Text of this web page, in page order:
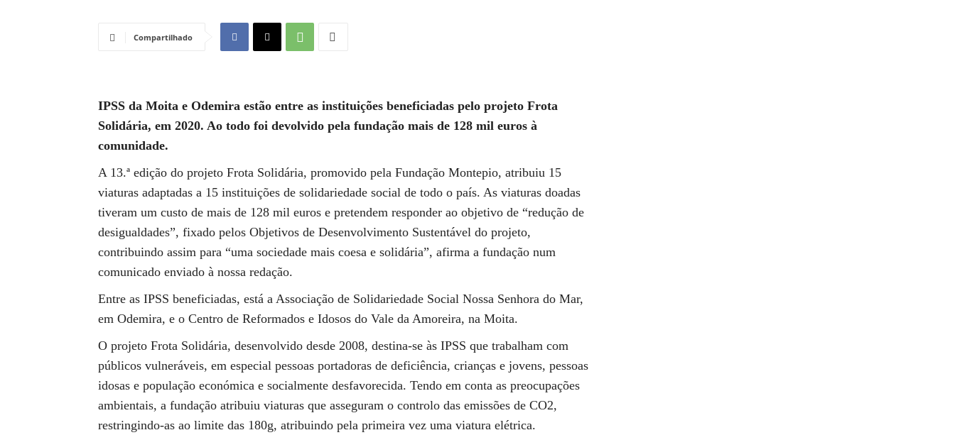
Compartilhado
IPSS da Moita e Odemira estão entre as instituições beneficiadas pelo projeto Frota
Solidária, em 2020. Ao todo foi devolvido pela fundação mais de 128 mil euros à
comunidade.
A 13.ª edição do projeto Frota Solidária, promovido pela Fundação Montepio, atribuiu 15
viaturas adaptadas a 15 instituições de solidariedade social de todo o país. As viaturas doadas
tiveram um custo de mais de 128 mil euros e pretendem responder ao objetivo de “redução de
desigualdades”, fixado pelos Objetivos de Desenvolvimento Sustentável do projeto,
contribuindo assim para “uma sociedade mais coesa e solidária”, afirma a fundação num
comunicado enviado à nossa redação.
Entre as IPSS beneficiadas, está a Associação de Solidariedade Social Nossa Senhora do Mar,
em Odemira, e o Centro de Reformados e Idosos do Vale da Amoreira, na Moita.
O projeto Frota Solidária, desenvolvido desde 2008, destina-se às IPSS que trabalham com
públicos vulneráveis, em especial pessoas portadoras de deficiência, crianças e jovens, pessoas
idosas e população económica e socialmente desfavorecida. Tendo em conta as preocupações
ambientais, a fundação atribuiu viaturas que asseguram o controlo das emissões de CO2,
restringindo-as ao limite das 180g, atribuindo pela primeira vez uma viatura elétrica.